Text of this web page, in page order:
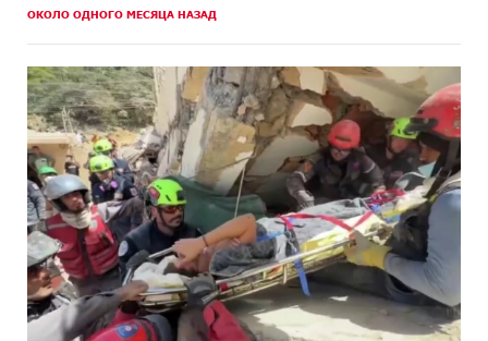
ОКОЛО ОДНОГО МЕСЯЦА НАЗАД